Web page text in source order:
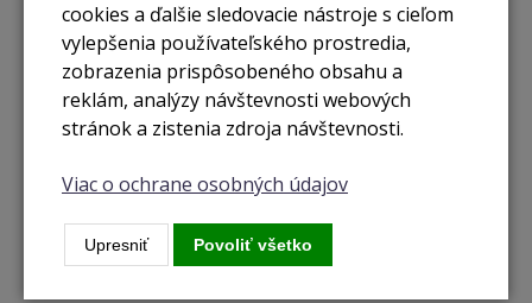
MagSafe technológia a výkonná batéria
cookies a ďalšie sledovacie nástroje s cieľom
vylepšenia používateľského prostredia,
zobrazenia prispôsobeného obsahu a
reklám, analýzy návštevnosti webových
stránok a zistenia zdroja návštevnosti.
Viac o ochrane osobných údajov
Upresniť Povoliť všetko